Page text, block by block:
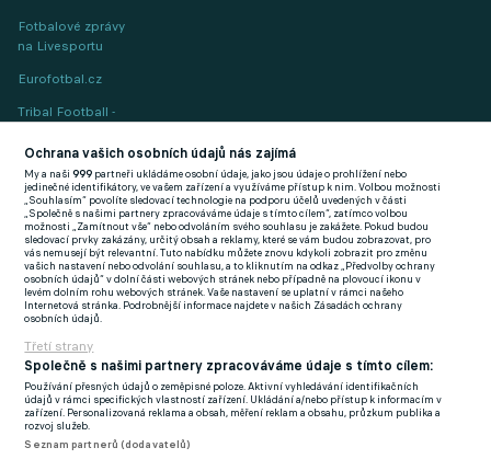
Fotbalové zprávy
na Livesportu
Eurofotbal.cz
Tribal Football -
(EN)
FlashFutbal (SK)
Tenisportal.cz
Tenisové zprávy
na Livesportu
Podmínky užití
Zásady ochrany osobních údajů
GDPR a žurnalistika
Ochrana vašich osobních údajů nás zajímá
My a naši999 partneři ukládáme osobní údaje, jako jsou údaje o prohlížení nebo
jedinečné identifikátory, ve vašem zařízení a využíváme přístup k nim. Volbou možnosti
„Souhlasím“ povolíte sledovací technologie na podporu účelů uvedených v části
„Společně s našimi partnery zpracováváme údaje s tímto cílem“, zatímco volbou
možnosti „Zamítnout vše“ nebo odvoláním svého souhlasu je zakážete. Pokud budou
sledovací prvky zakázány, určitý obsah a reklamy, které se vám budou zobrazovat, pro
vás nemusejí být relevantní. Tuto nabídku můžete znovu kdykoli zobrazit pro změnu
vašich nastavení nebo odvolání souhlasu, a to kliknutím na odkaz „Předvolby ochrany
osobních údajů“ v dolní části webových stránek nebo případně na plovoucí ikonu v
levém dolním rohu webových stránek. Vaše nastavení se uplatní v rámci našeho
Internetová stránka. Podrobnější informace najdete v našich Zásadách ochrany
osobních údajů.
Třetí strany
Společně s našimi partnery zpracováváme údaje s tímto cílem:
Používání přesných údajů o zeměpisné poloze. Aktivní vyhledávání identifikačních
údajů v rámci specifických vlastností zařízení. Ukládání a/nebo přístup k informacím v
zařízení. Personalizovaná reklama a obsah, měření reklam a obsahu, průzkum publika a
rozvoj služeb.
Seznam partnerů (dodavatelů)